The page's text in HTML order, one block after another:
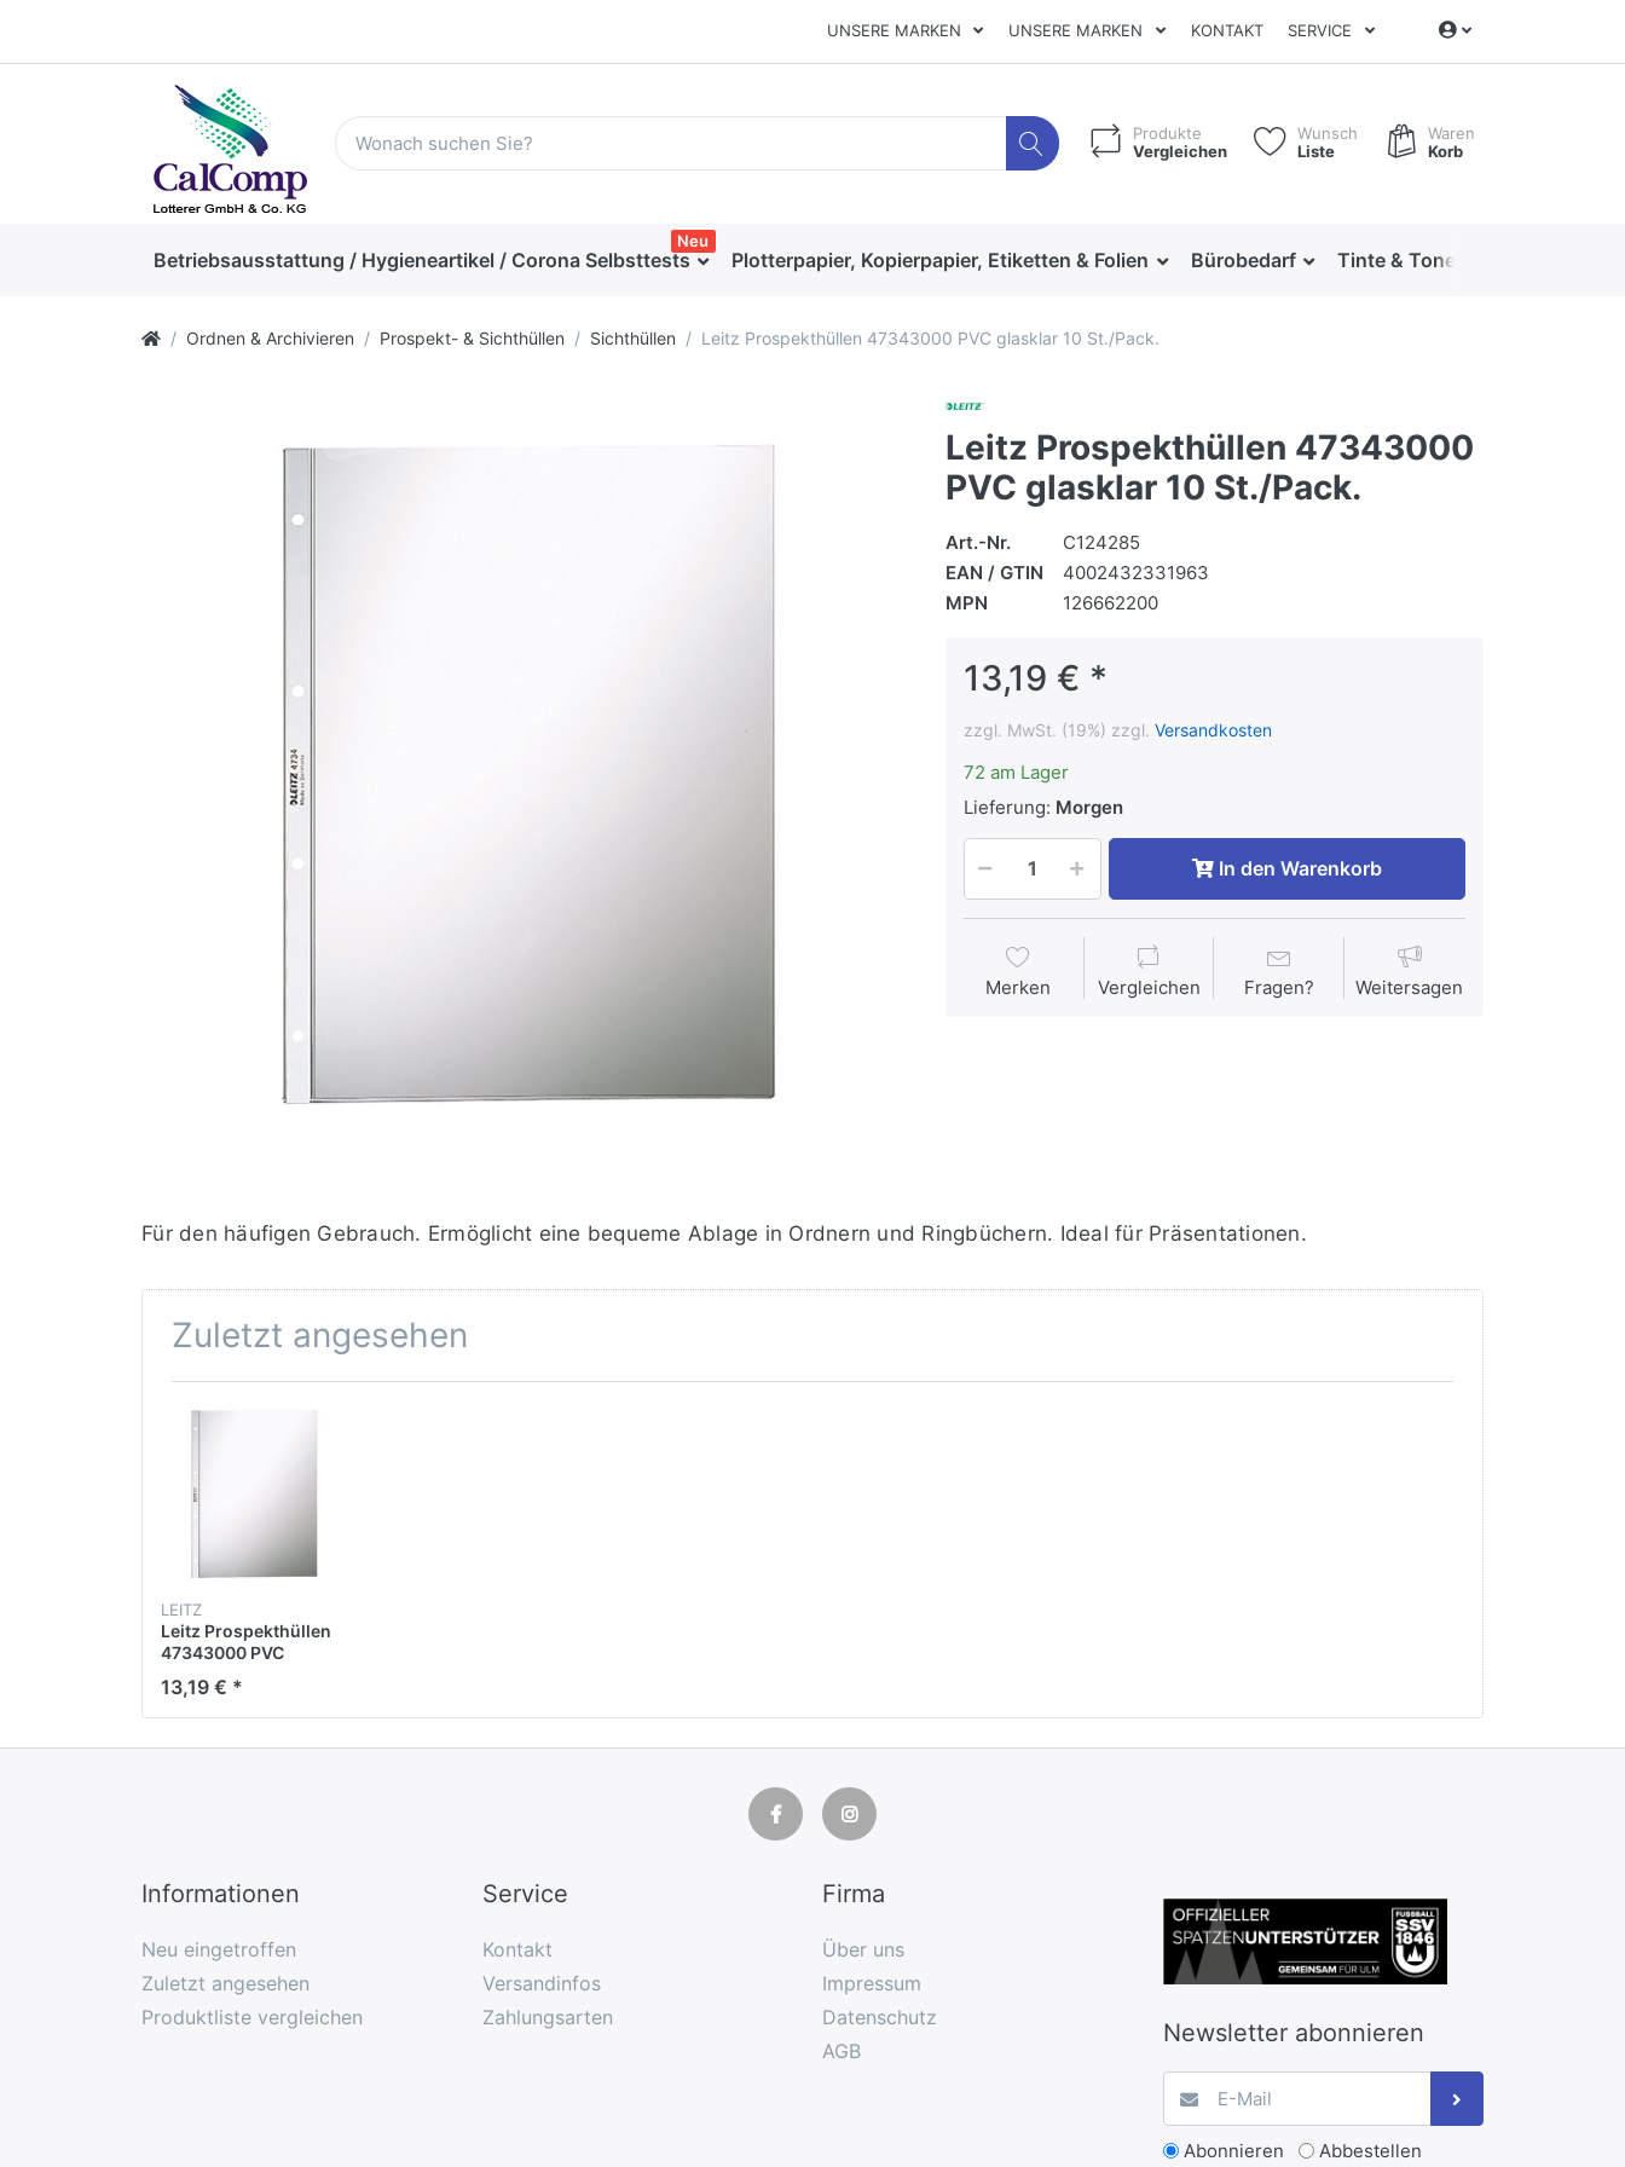
UNSERE MARKEN UNSERE MARKEN KONTAKT SERVICE
Produkte
Vergleichen
Wunsch
Liste
Waren
Korb
Betriebsausstattung / Hygieneartikel / Corona Selbsttests
Neu
Plotterpapier, Kopierpapier, Etiketten & Folien Bürobedarf Tinte & Toner
Ordnen & Archivieren Prospekt- & Sichthüllen Sichthüllen Leitz Prospekthüllen 47343000 PVC glasklar 10 St./Pack.
Leitz Prospekthüllen 47343000
PVC glasklar 10 St./Pack.
Art.-Nr.
C124285
EAN / GTIN
4002432331963
MPN
126662200
13,19 € *
zzgl. MwSt. (19%) zzgl. Versandkosten
72 am Lager
Lieferung: Morgen
In den Warenkorb
Merken Vergleichen Fragen? Weitersagen
Für den häufigen Gebrauch. Ermöglicht eine bequeme Ablage in Ordnern und Ringbüchern. Ideal für Präsentationen.
Zuletzt angesehen
LEITZ
Leitz Prospekthüllen
47343000 PVC
13,19 € *
Informationen
Neu eingetroffen
Zuletzt angesehen
Produktliste vergleichen
Service
Kontakt
Versandinfos
Zahlungsarten
Firma
Über uns
Impressum
Datenschutz
AGB
Newsletter abonnieren
Abonnieren Abbestellen